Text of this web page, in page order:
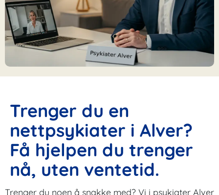
Trenger du en
nettpsykiater i Alver?
Få hjelpen du trenger
nå, uten ventetid.
Trenger du noen å snakke med? Vi i psykiater Alver